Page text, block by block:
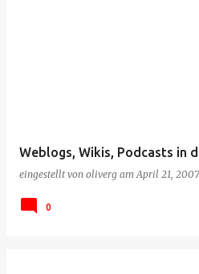
Weblogs, Wikis, Podcasts in
eingestellt von oliverg amApril 21, 2007
0